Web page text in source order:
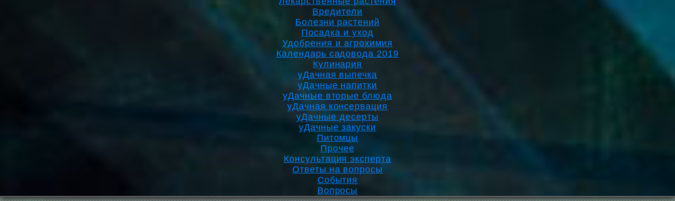
Вредители
Болезни растений
Посадка и уход
Удобрения и агрохимия
Календарь садовода 2019
Кулинария
уДачная выпечка
уДачные напитки
уДачные вторые блюда
уДачная консервация
уДачные десерты
уДачные закуски
Питомцы
Прочее
Консультация эксперта
Ответы на вопросы
События
Вопросы